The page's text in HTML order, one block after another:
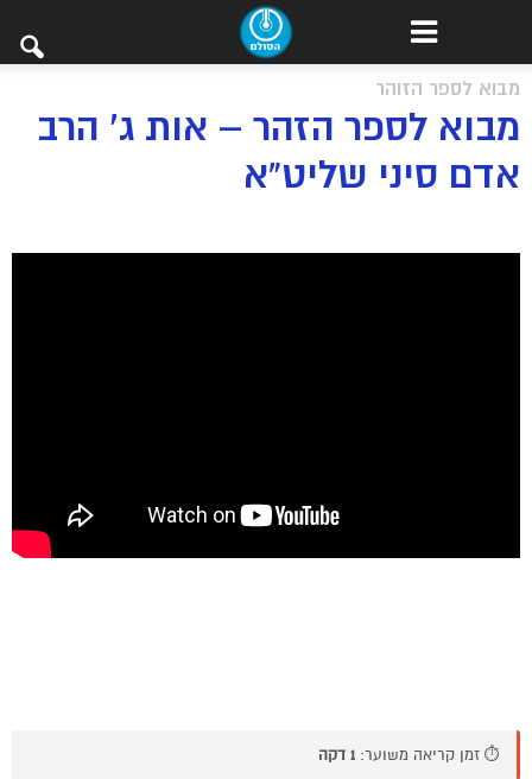
מבוא לספר הזוהר
מבוא לספר הזהר – אות ג’ הרב
אדם סיני שליט”א
⏱️ זמן קריאה משוער: 1 דקה